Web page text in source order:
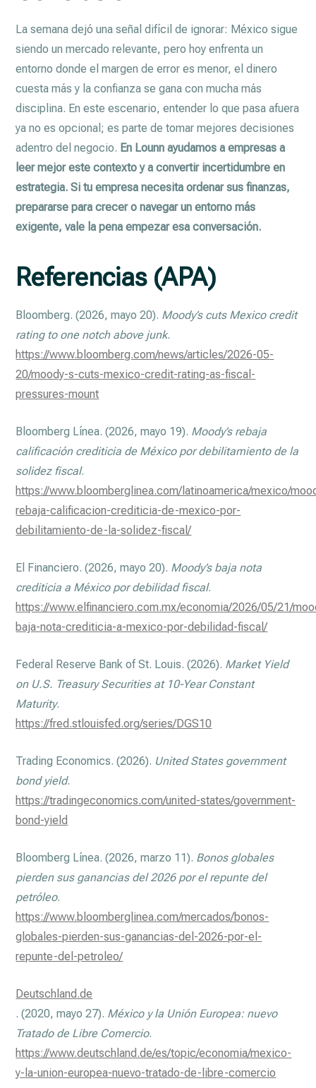
La semana dejó una señal difícil de ignorar: México sigue
siendo un mercado relevante, pero hoy enfrenta un
entorno donde el margen de error es menor, el dinero
cuesta más y la confianza se gana con mucha más
disciplina. En este escenario, entender lo que pasa afuera
ya no es opcional; es parte de tomar mejores decisiones
adentro del negocio. En Lounn ayudamos a empresas a
leer mejor este contexto y a convertir incertidumbre en
estrategia. Si tu empresa necesita ordenar sus finanzas,
prepararse para crecer o navegar un entorno más
exigente, vale la pena empezar esa conversación.
Referencias (APA)
Bloomberg. (2026, mayo 20). Moody’s cuts Mexico credit
rating to one notch above junk.
https://www.bloomberg.com/news/articles/2026-05-
20/moody-s-cuts-mexico-credit-rating-as-fiscal-
pressures-mount
Bloomberg Línea. (2026, mayo 19). Moody’s rebaja
calificación crediticia de México por debilitamiento de la
solidez fiscal.
https://www.bloomberglinea.com/latinoamerica/mexico/
rebaja-calificacion-crediticia-de-mexico-por-
debilitamiento-de-la-solidez-fiscal/
El Financiero. (2026, mayo 20). Moody’s baja nota
crediticia a México por debilidad fiscal.
https://www.elfinanciero.com.mx/economia/2026/05/21/
baja-nota-crediticia-a-mexico-por-debilidad-fiscal/
Federal Reserve Bank of St. Louis. (2026). Market Yield
on U.S. Treasury Securities at 10-Year Constant
Maturity.
https://fred.stlouisfed.org/series/DGS10
Trading Economics. (2026). United States government
bond yield.
https://tradingeconomics.com/united-states/government-
bond-yield
Bloomberg Línea. (2026, marzo 11). Bonos globales
pierden sus ganancias del 2026 por el repunte del
petróleo.
https://www.bloomberglinea.com/mercados/bonos-
globales-pierden-sus-ganancias-del-2026-por-el-
repunte-del-petroleo/
Deutschland.de
. (2020, mayo 27). México y la Unión Europea: nuevo
Tratado de Libre Comercio.
https://www.deutschland.de/es/topic/economia/mexico-
y-la-union-europea-nuevo-tratado-de-libre-comercio